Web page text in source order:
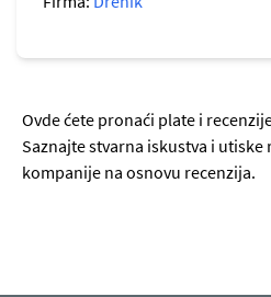
Ovde ćete pronaći plate i
Saznajte stvarna iskustva i
kompanije na osnovu recenzija.